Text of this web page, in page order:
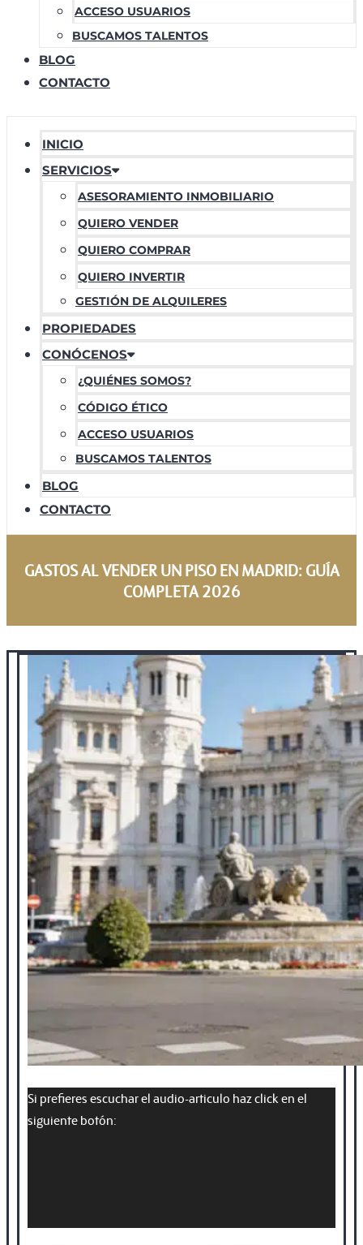
ACCESO USUARIOS
BUSCAMOS TALENTOS
BLOG
CONTACTO
INICIO
SERVICIOS
ASESORAMIENTO INMOBILIARIO
QUIERO VENDER
QUIERO COMPRAR
QUIERO INVERTIR
GESTIÓN DE ALQUILERES
PROPIEDADES
CONÓCENOS
¿QUIÉNES SOMOS?
CÓDIGO ÉTICO
ACCESO USUARIOS
BUSCAMOS TALENTOS
BLOG
CONTACTO
GASTOS AL VENDER UN PISO EN MADRID: GUÍA
COMPLETA 2026
Si prefieres escuchar el audio-articulo haz click en el
siguiente botón: